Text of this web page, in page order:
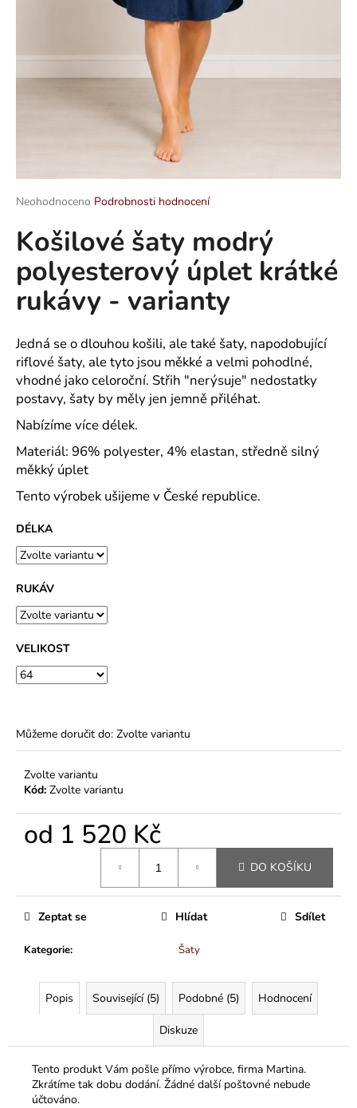
Průměrné
produktu
je
hvězdiček.
Neohodnoceno Podrobnosti hodnocení
Košilové šaty modrý
polyesterový úplet krátké
rukávy - varianty
Jedná se o dlouhou košili, ale také šaty, napodobující
riflové šaty, ale tyto jsou měkké a velmi pohodlné,
vhodné jako celoroční. Střih "nerýsuje" nedostatky
postavy, šaty by měly jen jemně přiléhat.
Nabízíme více délek.
Materiál: 96% polyester, 4% elastan, středně silný
měkký úplet
Tento výrobek ušijeme v České republice.
DÉLKA
RUKÁV
VELIKOST
Můžeme doručit do: Zvolte variantu
Zvolte variantu
Kód: Zvolte variantu
od 1 520 Kč
DO KOŠÍKU
Kategorie: Šaty
Zeptat se Hlídat Sdílet
Popis Související (5) Podobné (5) Hodnocení
Diskuze
Tento produkt Vám pošle přímo výrobce, firma Martina.
Zkrátíme tak dobu dodání. Žádné další poštovné nebude
účtováno.
t
D
o
p
o
u
č
u
j
e
m
e
ROVNÝ
TEPLÁKOVÝ
KABÁT
-
VARIANTY
DÉLEK
1
200
Kč